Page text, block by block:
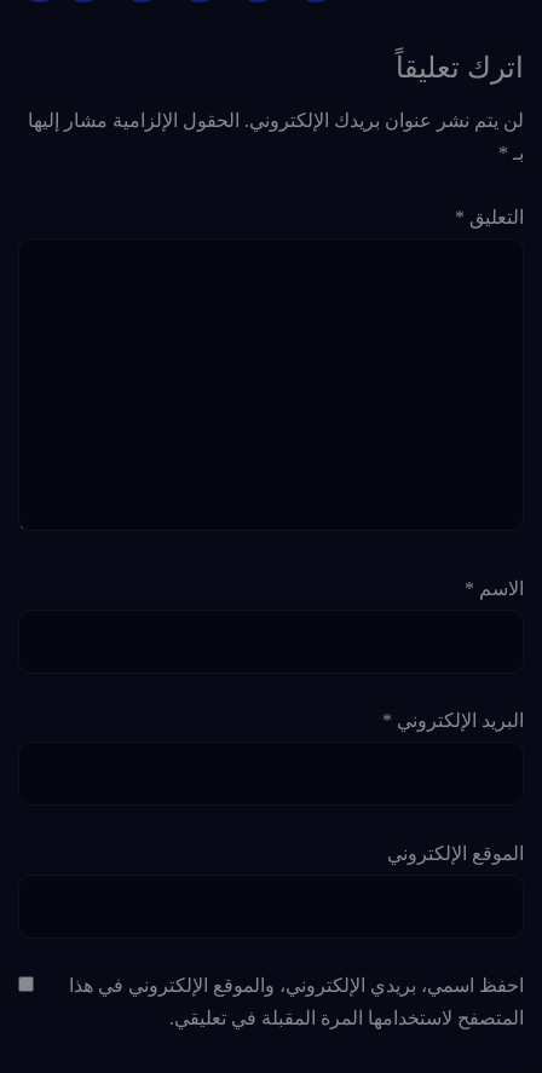
اترك تعليقاً
لن يتم نشر عنوان بريدك الإلكتروني. الحقول الإلزامية مشار إليها
بـ *
التعليق *
الاسم *
البريد الإلكتروني *
الموقع الإلكتروني
احفظ اسمي، بريدي الإلكتروني، والموقع الإلكتروني في هذا
المتصفح لاستخدامها المرة المقبلة في تعليقي.